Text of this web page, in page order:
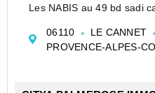
Les NABIS au 49 bd sadi
le département des Alpes-
06110 LE CANNET
PROVENCE-ALPES-